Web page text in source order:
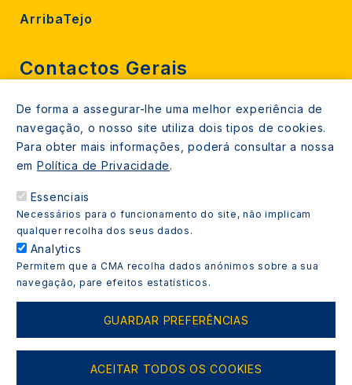
ArribaTejo
Contactos Gerais
212 724 000
800206770 (gratuito rede fixa)
Contacte-nos
Espaços de atendimento
Livro Amarelo
Copyright © 2021 Almada Informa. Todos os direitos
De forma a assegurar-lhe uma melhor experiência de
navegação, o nosso site utiliza dois tipos de cookies.
Para obter mais informações, poderá consultar a nossa
em Política de Privacidade.
Essenciais
Necessários para o funcionamento do site, não implicam
qualquer recolha dos seus dados.
Analytics
Permitem que a CMA recolha dados anónimos sobre a sua
navegação, pare efeitos estatísticos.
GUARDAR PREFERÊNCIAS
ACEITAR TODOS OS COOKIES